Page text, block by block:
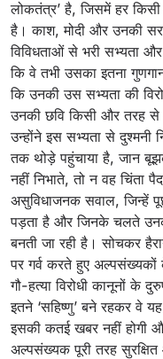
लोकतंत्र’ है, जिसमें हर किसी
है। काश, मोदी और उनकी
विविधताओं से भरी सभ्यता
कि वे तभी उसका इतना
कि उनकी उस सभ्यता की
उनकी छवि किसी और तरह से
उन्होंने इस सभ्यता से दुश्मनी
तक थोड़े पहुंचाया है, जान
नहीं निभाते, तो न वह चिंता
असुविधाजनक सवाल, जिन्हें
पड़ता है और जिनके चलते
बनती जा रही है। सोचकर
पर गर्व करते हुए अल्पसंख्यकों
गौ-हत्या विरोधी कानूनों के
इतने ‘सहिष्णु’ बने रहकर वे
इसकी कतई खबर नहीं होगी
अल्पसंख्यक पूरी तरह